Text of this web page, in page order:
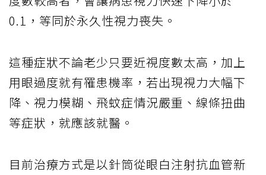
0.1，等同於永久性視力喪失。
這種症狀不論老少只要近視度數太高，加上
用眼過度就有罹患機率，若出現視力大幅下
降、視力模糊、飛蚊症情況嚴重、線條扭曲
等症狀，就應該就醫。
目前治療方式是以針筒從眼白注射抗血管新